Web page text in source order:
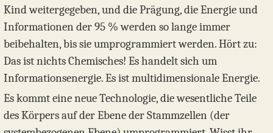
Kind weitergegeben, und die Prägung, die Energie und
Informationen der 95 % werden so lange immer
beibehalten, bis sie umprogrammiert werden. Hört zu:
Das ist nichts Chemisches! Es handelt sich um
Informationsenergie. Es ist multidimensionale Energie.
Es kommt eine neue Technologie, die wesentliche Teile
des Körpers auf der Ebene der Stammzellen (der